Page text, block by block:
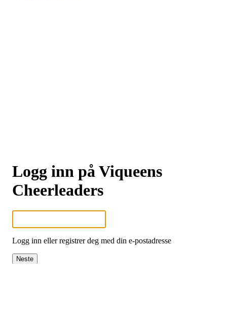
Logg inn på Viqueens
Cheerleaders
Logg inn eller registrer deg med din e-postadresse
Neste